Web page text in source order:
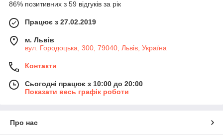
86% позитивних з 59 відгуків за рік
Працює з 27.02.2019
м. Львів
вул. Городоцька, 300, 79040, Львів, Україна
Контакти
Сьогодні працює з 10:00 до 20:00
Показати весь графік роботи
Про нас